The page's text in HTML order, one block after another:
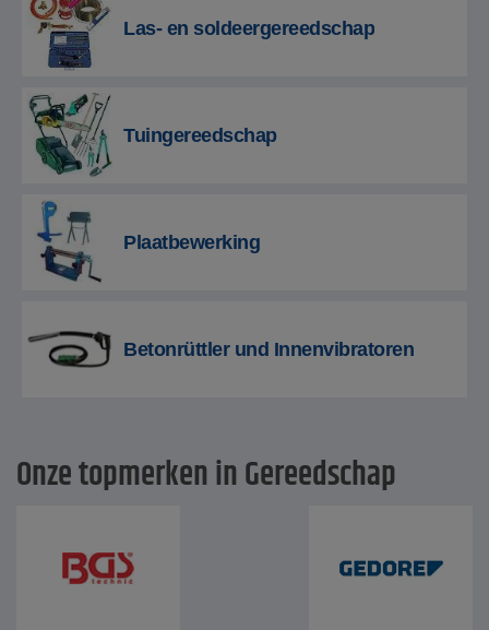
Las- en soldeergereedschap
Tuingereedschap
Plaatbewerking
Betonrüttler und Innenvibratoren
Onze topmerken in Gereedschap